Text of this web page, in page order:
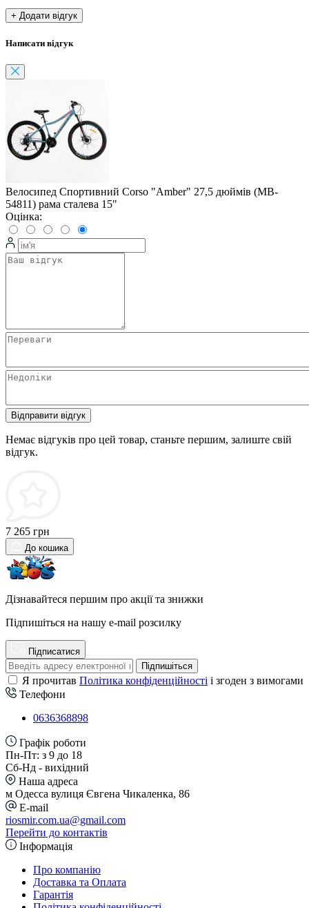
+ Додати відгук
Написати відгук
Велосипед Спортивний Corso "Amber" 27,5 дюймів (MB-
54811) рама сталева 15"
Оцінка:
Відправити відгук
Немає відгуків про цей товар, станьте першим, залиште свій
відгук.
7 265 грн
До кошика
Дізнавайтеся першим про акції та знижки
Підпишіться на нашу e-mail розсилку
Підписатися
Підпишіться
Я прочитав Політика конфіденційності і згоден з вимогами
Телефони
0636368898
Графік роботи
Пн-Пт: з 9 до 18
Сб-Нд - вихідний
Наша адреса
м Одесса вулиця Євгена Чикаленка, 86
E-mail
riosmir.com.ua@gmail.com
Перейти до контактів
Інформація
Про компанію
Доставка та Оплата
Гарантія